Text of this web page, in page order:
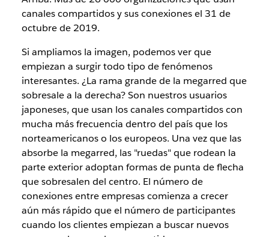
canales compartidos y sus conexiones el 31 de
octubre de 2019.
Si ampliamos la imagen, podemos ver que
empiezan a surgir todo tipo de fenómenos
interesantes. ¿La rama grande de la megarred que
sobresale a la derecha? Son nuestros usuarios
japoneses, que usan los canales compartidos con
mucha más frecuencia dentro del país que los
norteamericanos o los europeos. Una vez que las
absorbe la megarred, las "ruedas" que rodean la
parte exterior adoptan formas de punta de flecha
que sobresalen del centro. El número de
conexiones entre empresas comienza a crecer
aún más rápido que el número de participantes
cuando los clientes empiezan a buscar nuevos